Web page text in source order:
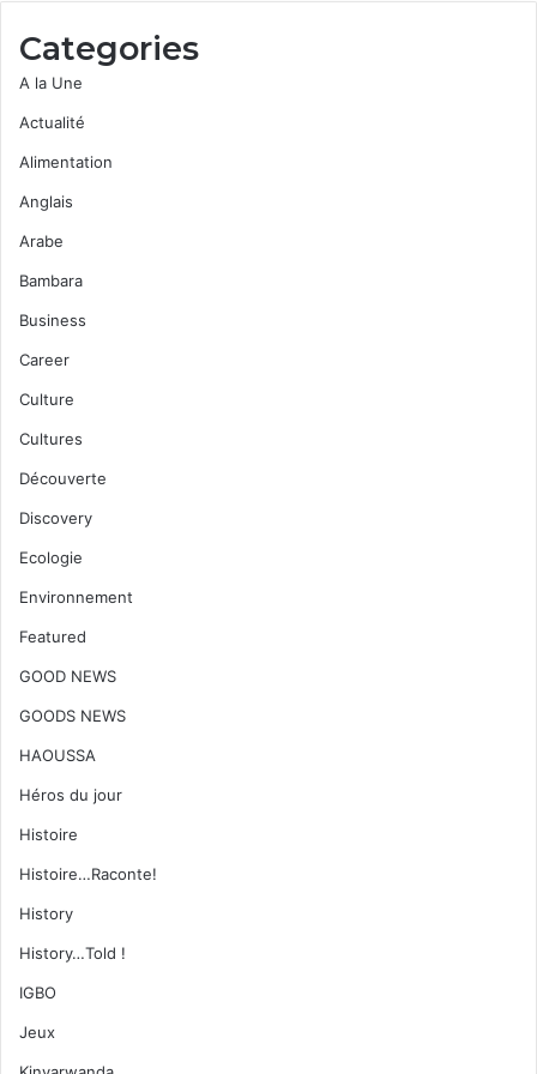
Categories
A la Une
Actualité
Alimentation
Anglais
Arabe
Bambara
Business
Career
Culture
Cultures
Découverte
Discovery
Ecologie
Environnement
Featured
GOOD NEWS
GOODS NEWS
HAOUSSA
Héros du jour
Histoire
Histoire…Raconte!
History
History…Told !
IGBO
Jeux